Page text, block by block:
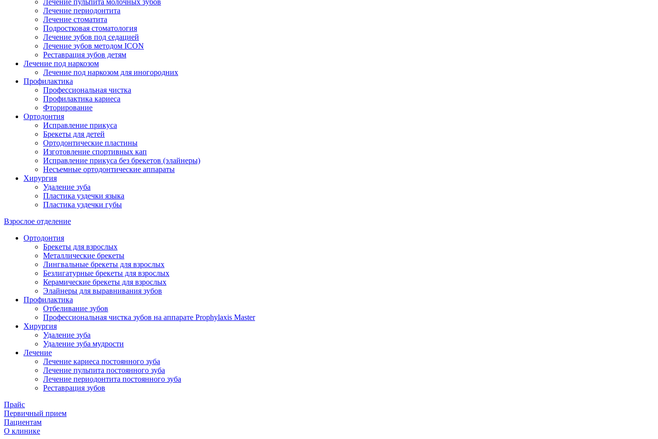
Лечение пульпита молочных зубов
Лечение периодонтита
Лечение стоматита
Подростковая стоматология
Лечение зубов под седацией
Лечение зубов методом ICON
Реставрация зубов детям
Лечение под наркозом
Лечение под наркозом для иногородних
Профилактика
Профессиональная чистка
Профилактика кариеса
Фторирование
Ортодонтия
Исправление прикуса
Брекеты для детей
Ортодонтические пластины
Изготовление спортивных кап
Исправление прикуса без брекетов (элайнеры)
Несъемные ортодонтические аппараты
Хирургия
Удаление зуба
Пластика уздечки языка
Пластика уздечки губы
Взрослое отделение
Ортодонтия
Брекеты для взрослых
Металлические брекеты
Лингвальные брекеты для взрослых
Безлигатурные брекеты для взрослых
Керамические брекеты для взрослых
Элайнеры для выравнивания зубов
Профилактика
Отбеливание зубов
Профессиональная чистка зубов на аппарате Prophylaxis Master
Хирургия
Удаление зуба
Удаление зуба мудрости
Лечение
Лечение кариеса постоянного зуба
Лечение пульпита постоянного зуба
Лечение периодонтита постоянного зуба
Реставрация зубов
Прайс
Первичный прием
Пациентам
О клинике